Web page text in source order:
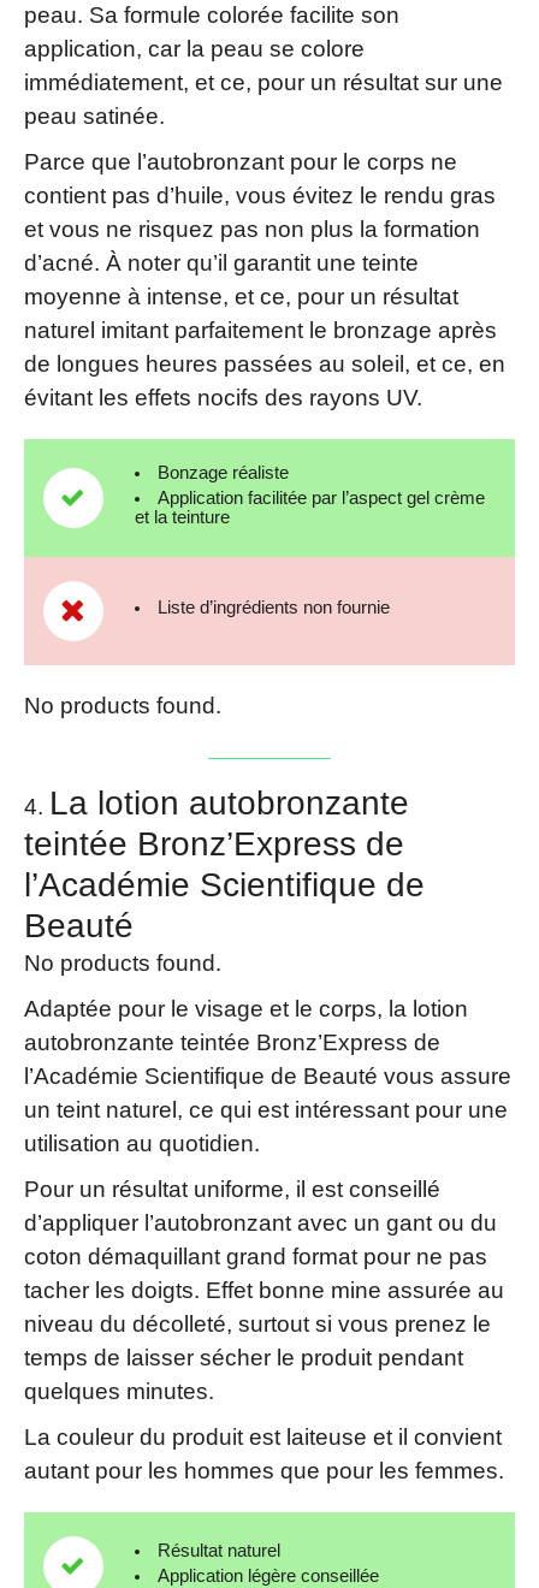
peau. Sa formule colorée facilite son
application, car la peau se colore
immédiatement, et ce, pour un résultat sur une
peau satinée.
Parce que l’autobronzant pour le corps ne
contient pas d’huile, vous évitez le rendu gras
et vous ne risquez pas non plus la formation
d’acné. À noter qu’il garantit une teinte
moyenne à intense, et ce, pour un résultat
naturel imitant parfaitement le bronzage après
de longues heures passées au soleil, et ce, en
évitant les effets nocifs des rayons UV.
Bonzage réaliste
Application facilitée par l’aspect gel crème
et la teinture
Liste d’ingrédients non fournie
No products found.
La lotion autobronzante
teintée Bronz’Express de
l’Académie Scientifique de
Beauté
No products found.
Adaptée pour le visage et le corps, la lotion
autobronzante teintée Bronz’Express de
l’Académie Scientifique de Beauté vous assure
un teint naturel, ce qui est intéressant pour une
utilisation au quotidien.
Pour un résultat uniforme, il est conseillé
d’appliquer l’autobronzant avec un gant ou du
coton démaquillant grand format pour ne pas
tacher les doigts. Effet bonne mine assurée au
niveau du décolleté, surtout si vous prenez le
temps de laisser sécher le produit pendant
quelques minutes.
La couleur du produit est laiteuse et il convient
autant pour les hommes que pour les femmes.
Résultat naturel
Application légère conseillée